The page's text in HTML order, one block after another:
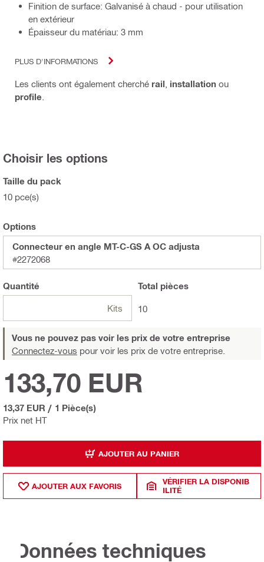
Finition de surface: Galvanisé à chaud - pour utilisation
en extérieur
Épaisseur du matériau: 3 mm
PLUS D'INFORMATIONS
Les clients ont également cherché rail installation ou
profile
Choisir les options
Taille du pack
10 pce(s)
Options
Connecteur en angle MT-C-GS A OC adjusta
#2272068
Quantité
Kits
Total pièces
10
Vous ne pouvez pas voir les prix de votre entreprise
Connectez-vous pour voir les prix de votre entreprise.
Prix net HT
133,70 EUR
13,37 EUR / 1 Pièce(s)
AJOUTER AU PANIER
AJOUTER AUX FAVORIS
VÉRIFIER LA DISPONIB
ILITÉ
Données techniques